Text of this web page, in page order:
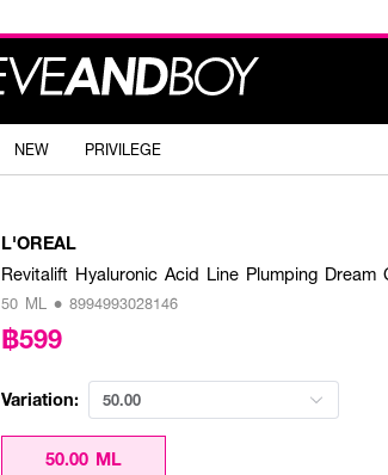
NEW PRIVILEGE
L'OREAL
Revitalift Hyaluronic Acid Line Plumping Dream
50 ML • 8994993028146
฿599
Variation: 50.00
50.00 ML